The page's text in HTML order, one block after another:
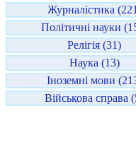
Журналістика
Політичні науки
Релігія (31)
Наука (13)
Іноземні мови
Військова справа